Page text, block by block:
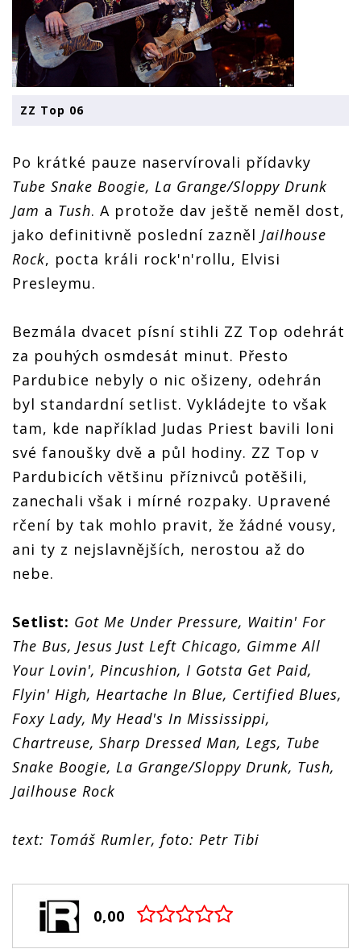
ZZ Top 06
Po krátké pauze naservírovali přídavky
Tube Snake Boogie, La Grange/Sloppy Drunk
Jam a Tush. A protože dav ještě neměl dost,
jako definitivně poslední zazněl Jailhouse
Rock, pocta králi rock'n'rollu, Elvisi
Presleymu.
Bezmála dvacet písní stihli ZZ Top odehrát
za pouhých osmdesát minut. Přesto
Pardubice nebyly o nic ošizeny, odehrán
byl standardní setlist. Vykládejte to však
tam, kde například Judas Priest bavili loni
své fanoušky dvě a půl hodiny. ZZ Top v
Pardubicích většinu příznivců potěšili,
zanechali však i mírné rozpaky. Upravené
rčení by tak mohlo pravit, že žádné vousy,
ani ty z nejslavnějších, nerostou až do
nebe.
Setlist: Got Me Under Pressure, Waitin' For
The Bus, Jesus Just Left Chicago, Gimme All
Your Lovin', Pincushion, I Gotsta Get Paid,
Flyin' High, Heartache In Blue, Certified Blues,
Foxy Lady, My Head's In Mississippi,
Chartreuse, Sharp Dressed Man, Legs, Tube
Snake Boogie, La Grange/Sloppy Drunk, Tush,
Jailhouse Rock
text: Tomáš Rumler, foto: Petr Tibi
0,00